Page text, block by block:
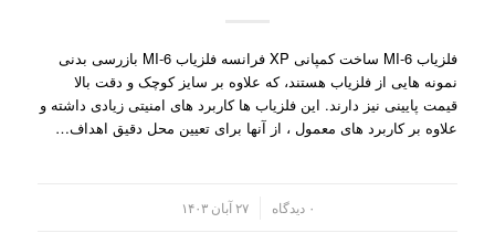
فلزیاب MI-6 ساخت کمپانی XP فرانسه فلزیاب MI-6 بازرسی بدنی
نمونه هایی از فلزیاب هستند، که علاوه بر سایز کوچک و دقت بالا
قیمت پایینی نیز دارند. این فلزیاب ها کاربرد های امنیتی زیادی داشته و
علاوه بر کاربرد های معمول ، از آنها برای تعیین محل دقیق اهداف…
۰ دیدگاه ۲۷ آبان ۱۴۰۳